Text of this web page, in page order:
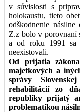
v súvislosti s
holokaustu, tieto
odškodnenie
Z.z bolo v porovnaní
a od roku 1991 sa
neexistovali.
Od prijatia
majetkových a
správy
rehabilitácií zo
republiky prijatý
problematikou